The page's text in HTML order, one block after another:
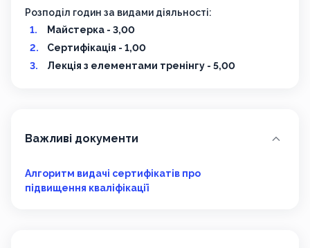
Розподіл годин за видами діяльності:
Майстерка - 3,00
Сертифікація - 1,00
Лекція з елементами тренінгу - 5,00
Важливі документи
Алгоритм видачі сертифікатів про
підвищення кваліфікації